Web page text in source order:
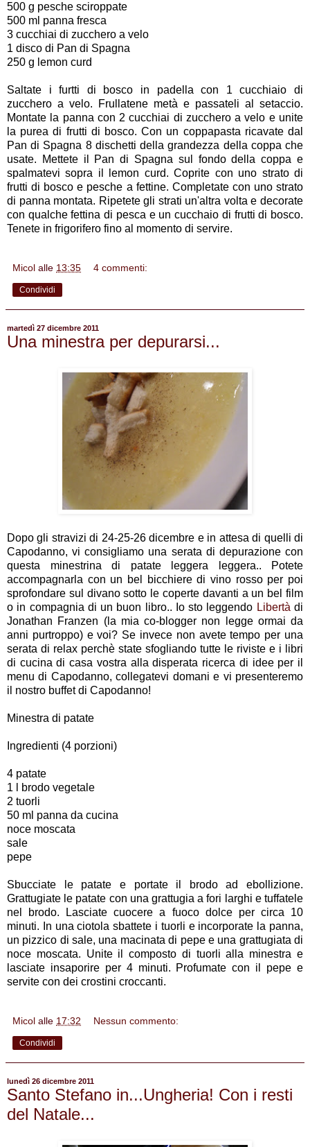
500 g pesche sciroppate
500 ml panna fresca
3 cucchiai di zucchero a velo
1 disco di Pan di Spagna
250 g lemon curd
Saltate i furtti di bosco in padella con 1 cucchiaio di
zucchero a velo. Frullatene metà e passateli al setaccio.
Montate la panna con 2 cucchiai di zucchero a velo e unite
la purea di frutti di bosco. Con un coppapasta ricavate dal
Pan di Spagna 8 dischetti della grandezza della coppa che
usate. Mettete il Pan di Spagna sul fondo della coppa e
spalmatevi sopra il lemon curd. Coprite con uno strato di
frutti di bosco e pesche a fettine. Completate con uno strato
di panna montata. Ripetete gli strati un'altra volta e decorate
con qualche fettina di pesca e un cucchaio di frutti di bosco.
Tenete in frigorifero fino al momento di servire.
Micol alle 13:35 4 commenti:
Condividi
martedì 27 dicembre 2011
Una minestra per depurarsi...
Dopo gli stravizi di 24-25-26 dicembre e in attesa di quelli di
Capodanno, vi consigliamo una serata di depurazione con
questa minestrina di patate leggera leggera.. Potete
accompagnarla con un bel bicchiere di vino rosso per poi
sprofondare sul divano sotto le coperte davanti a un bel film
o in compagnia di un buon libro.. Io sto leggendo Libertàdi
Jonathan Franzen (la mia co-blogger non legge ormai da
anni purtroppo) e voi? Se invece non avete tempo per una
serata di relax perchè state sfogliando tutte le riviste e i libri
di cucina di casa vostra alla disperata ricerca di idee per il
menu di Capodanno, collegatevi domani e vi presenteremo
il nostro buffet di Capodanno!
Minestra di patate
Ingredienti (4 porzioni)
4 patate
1 l brodo vegetale
2 tuorli
50 ml panna da cucina
noce moscata
sale
pepe
Sbucciate le patate e portate il brodo ad ebollizione.
Grattugiate le patate con una grattugia a fori larghi e tuffatele
nel brodo. Lasciate cuocere a fuoco dolce per circa 10
minuti. In una ciotola sbattete i tuorli e incorporate la panna,
un pizzico di sale, una macinata di pepe e una grattugiata di
noce moscata. Unite il composto di tuorli alla minestra e
lasciate insaporire per 4 minuti. Profumate con il pepe e
servite con dei crostini croccanti.
Micol alle 17:32 Nessun commento:
Condividi
lunedì 26 dicembre 2011
Santo Stefano in...Ungheria! Con i resti
del Natale...